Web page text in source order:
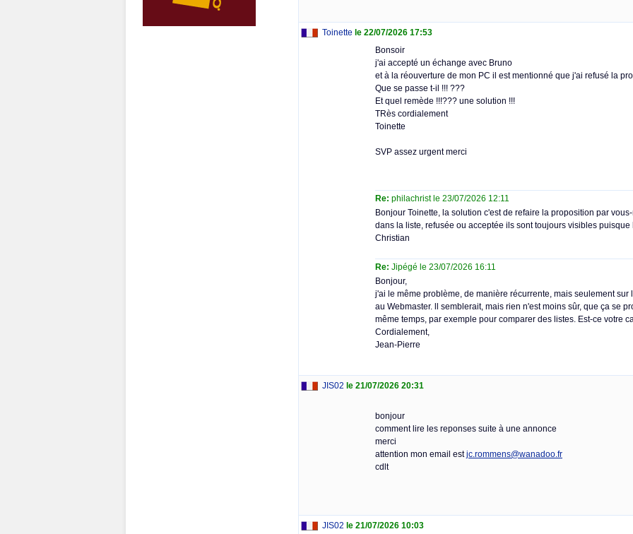
Toinette le 22/07/2026 17:53
Bonsoir
j'ai accepté un échange avec Bruno
et à la réouverture de mon PC il est mentionné que j'ai refusé la
Que se passe t-il !!! ???
Et quel remède !!!??? une solution !!!
TRès cordialement
Toinette
SVP assez urgent merci
Re: philachrist le 23/07/2026 12:11
Bonjour Toinette, la solution c'est de refaire la proposition par
dans la liste, refusée ou acceptée ils sont toujours visibles
Christian
Re: Jipégé le 23/07/2026 16:11
Bonjour,
j'ai le même problème, de manière récurrente, mais seulement
au Webmaster. ll semblerait, mais rien n'est moins sûr, que ça se
même temps, par exemple pour comparer des listes. Est-ce votre
Cordialement,
Jean-Pierre
JIS02 le 21/07/2026 20:31
bonjour
comment lire les reponses suite à une annonce
merci
attention mon email estjc.rommens@wanadoo.fr
cdlt
JIS02 le 21/07/2026 10:03